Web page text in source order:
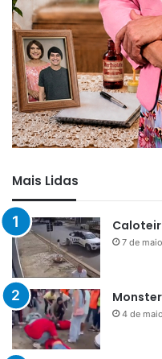
Mais Lidas
7 de
4 de